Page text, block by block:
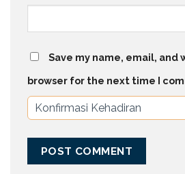
Save my name, email, and
browser for the next time I